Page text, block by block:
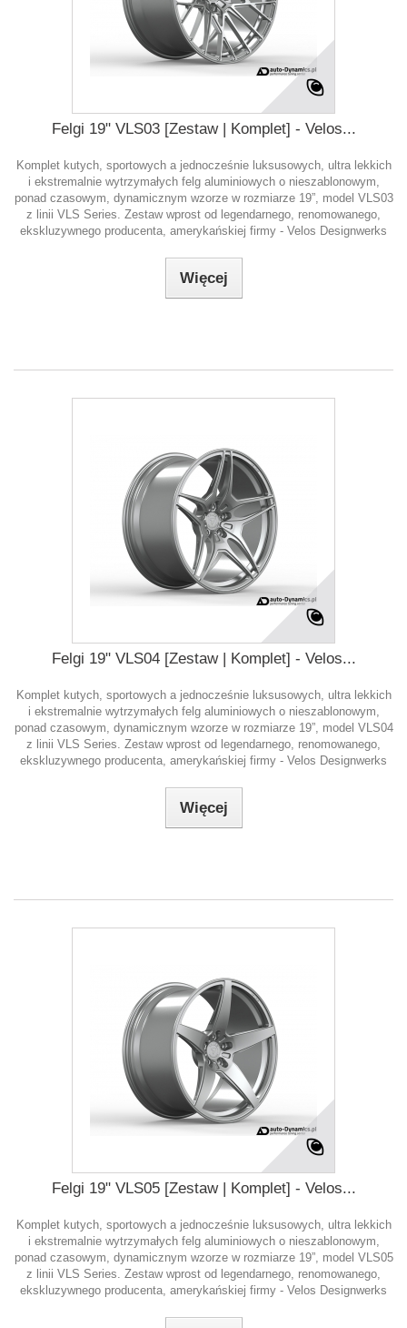
Felgi 19" VLS03 [Zestaw | Komplet] - Velos...
Komplet kutych, sportowych a jednocześnie luksusowych, ultra lekkich
i ekstremalnie wytrzymałych felg aluminiowych o nieszablonowym,
ponad czasowym, dynamicznym wzorze w rozmiarze 19”, model VLS03
z linii VLS Series. Zestaw wprost od legendarnego, renomowanego,
ekskluzywnego producenta, amerykańskiej firmy - Velos Designwerks
Więcej
Felgi 19" VLS04 [Zestaw | Komplet] - Velos...
Komplet kutych, sportowych a jednocześnie luksusowych, ultra lekkich
i ekstremalnie wytrzymałych felg aluminiowych o nieszablonowym,
ponad czasowym, dynamicznym wzorze w rozmiarze 19”, model VLS04
z linii VLS Series. Zestaw wprost od legendarnego, renomowanego,
ekskluzywnego producenta, amerykańskiej firmy - Velos Designwerks
Więcej
Felgi 19" VLS05 [Zestaw | Komplet] - Velos...
Komplet kutych, sportowych a jednocześnie luksusowych, ultra lekkich
i ekstremalnie wytrzymałych felg aluminiowych o nieszablonowym,
ponad czasowym, dynamicznym wzorze w rozmiarze 19”, model VLS05
z linii VLS Series. Zestaw wprost od legendarnego, renomowanego,
ekskluzywnego producenta, amerykańskiej firmy - Velos Designwerks